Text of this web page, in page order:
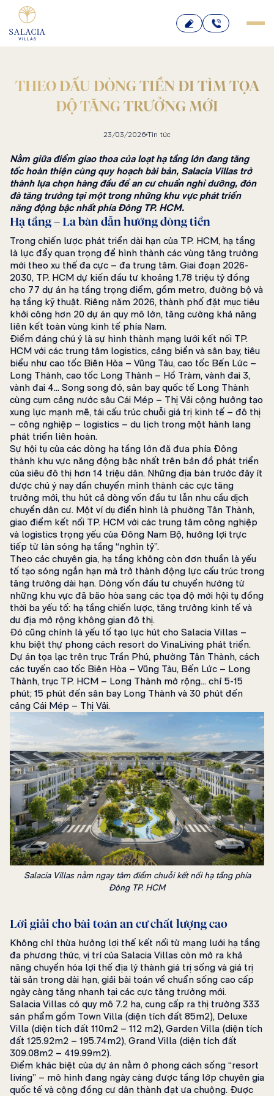
nội
THEO DẤU DÒNG TIỀN ĐI TÌM TỌA
ĐỘ TĂNG TRƯỞNG MỚI
23/03/2026Tin tức
Nằm giữa điểm giao thoa của loạt hạ tầng lớn đang tăng
tốc hoàn thiện cùng quy hoạch bài bản, Salacia Villas trở
thành lựa chọn hàng đầu để an cư chuẩn nghỉ dưỡng, đón
đà tăng trưởng tại một trong những khu vực phát triển
năng động bậc nhất phía Đông TP. HCM.
Hạ tầng – La bàn dẫn hướng dòng tiền
Trong chiến lược phát triển dài hạn của TP. HCM, hạ tầng
là lực đẩy quan trọng để hình thành các vùng tăng trưởng
mới theo xu thế đa cực – đa trung tâm. Giai đoạn 2026-
2030, TP. HCM dự kiến đầu tư khoảng 1,78 triệu tỷ đồng
cho 77 dự án hạ tầng trọng điểm, gồm metro, đường bộ và
hạ tầng kỹ thuật. Riêng năm 2026, thành phố đặt mục tiêu
khởi công hơn 20 dự án quy mô lớn, tăng cường khả năng
liên kết toàn vùng kinh tế phía Nam.
Điểm đáng chú ý là sự hình thành mạng lưới kết nối TP.
HCM với các trung tâm logistics, cảng biển và sân bay, tiêu
biểu như cao tốc Biên Hòa – Vũng Tàu, cao tốc Bến Lức –
Long Thành, cao tốc Long Thành – Hồ Tràm, vành đai 3,
vành đai 4… Song song đó, sân bay quốc tế Long Thành
cùng cụm cảng nước sâu Cái Mép – Thị Vải cộng hưởng tạo
xung lực mạnh mẽ, tái cấu trúc chuỗi giá trị kinh tế – đô thị
– công nghiệp – logistics – du lịch trong một hành lang
phát triển liên hoàn.
Sự hội tụ của các dòng hạ tầng lớn đã đưa phía Đông
thành khu vực năng động bậc nhất trên bản đồ phát triển
của siêu đô thị hơn 14 triệu dân. Những địa bàn trước đây ít
được chú ý nay dần chuyển mình thành các cực tăng
trưởng mới, thu hút cả dòng vốn đầu tư lẫn nhu cầu dịch
chuyển dân cư. Một ví dụ điển hình là phường Tân Thành,
giao điểm kết nối TP. HCM với các trung tâm công nghiệp
và logistics trọng yếu của Đông Nam Bộ, hưởng lợi trực
tiếp từ làn sóng hạ tầng “nghìn tỷ”.
Theo các chuyên gia, hạ tầng không còn đơn thuần là yếu
tố tạo sóng ngắn hạn mà trở thành động lực cấu trúc trong
tăng trưởng dài hạn. Dòng vốn đầu tư chuyển hướng từ
những khu vực đã bão hòa sang các tọa độ mới hội tụ đồng
thời ba yếu tố: hạ tầng chiến lược, tăng trưởng kinh tế và
dư địa mở rộng không gian đô thị.
Đó cũng chính là yếu tố tạo lực hút cho Salacia Villas –
khu biệt thự phong cách resort do VinaLiving phát triển.
Dự án tọa lạc trên trục Trần Phú, phường Tân Thành, cách
các tuyến cao tốc Biên Hòa – Vũng Tàu, Bến Lức – Long
Thành, trục TP. HCM – Long Thành mở rộng… chỉ 5-15
phút; 15 phút đến sân bay Long Thành và 30 phút đến
cảng Cái Mép – Thị Vải.
Salacia Villas nằm ngay tâm điểm chuỗi kết nối hạ tầng phía
Đông TP. HCM
Lời giải cho bài toán an cư chất lượng cao
Không chỉ thừa hưởng lợi thế kết nối từ mạng lưới hạ tầng
đa phương thức, vị trí của Salacia Villas còn mở ra khả
năng chuyển hóa lợi thế địa lý thành giá trị sống và giá trị
tài sản trong dài hạn, giải bài toán về chuẩn sống cao cấp
ngày càng tăng nhanh tại các cực tăng trưởng mới.
Salacia Villas có quy mô 7.2 ha, cung cấp ra thị trường 333
sản phẩm gồm Town Villa (diện tích đất 85m2), Deluxe
Villa (diện tích đất 110m2 – 112 m2), Garden Villa (diện tích
đất 125.92m2 – 195.74m2), Grand Villa (diện tích đất
309.08m2 – 419.99m2).
Điểm khác biệt của dự án nằm ở phong cách sống “resort
living” – mô hình đang ngày càng được tầng lớp chuyên gia
quốc tế và cộng đồng cư dân thành đạt ưa chuộng. Được